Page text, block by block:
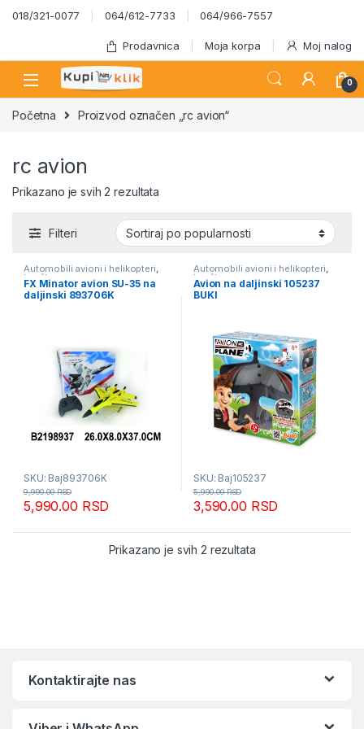
Skip to navigation
Skip to content
018/321-0077 064/612-7733 064/966-7557
Prodavnica Moja korpa Moj nalog
0
Početna Proizvod označen „rc avion“
rc avion
Prikazano je svih 2 rezultataSortirano po popularnosti
Filteri
Automobili avioni i helikopteri,
Igračke
FX Minator avion SU-35 na
daljinski 893706K
SKU: Baj893706K
5,990.00 RSD
9,990.00RSD
Automobili avioni i helikopteri,
Igračke
Avion na daljinski 105237
BUKI
SKU: Baj105237
3,590.00 RSD
5,990.00RSD
Prikazano je svih 2 rezultataSortirano po
Kontaktirajte nas